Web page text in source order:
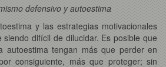
defensivo y autoestima
y las estrategias motivacionales
difícil de dilucidar. Es posible que
autoestima tengan más que perder en
consiguiente, más que proteger; sin